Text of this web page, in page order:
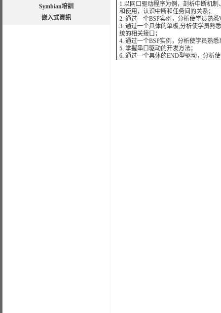
Symbian培訓
嵌入式資訊
1.以网口驱动程序为例，剖析中断机
和使用，认识中断和任务间的关系；
2. 通过一个BSP实例，分析使学员熟
3. 通过一个具体的单板,分析使学员熟
统的相关接口；
4. 通过一个BSP实例，分析使学员熟
5. 掌握串口驱动的开发方法；
6. 通过一个具体的END型驱动，分析